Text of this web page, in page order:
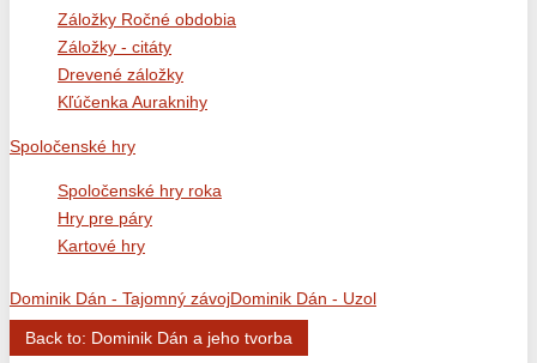
Záložky Ročné obdobia
Záložky - citáty
Drevené záložky
Kľúčenka Auraknihy
Spoločenské hry
Spoločenské hry roka
Hry pre páry
Kartové hry
Dominik Dán - Tajomný závojDominik Dán - Uzol
Back to: Dominik Dán a jeho tvorba